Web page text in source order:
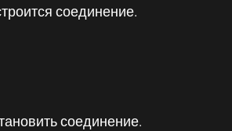
соединение.
соединение.